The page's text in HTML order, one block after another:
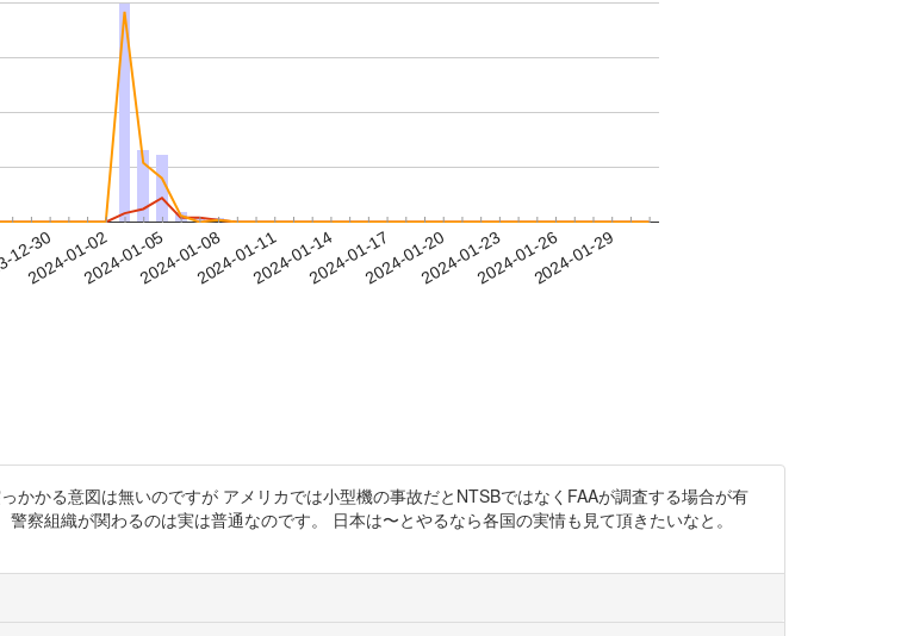
30
2024-01-022024-01-052024-01-082024-01-112024-01-142024-01-172024-01-202024-01-232024-01-262024-01-29
かる意図は無いのですが アメリカでは小型機の事故だとNTSBではなくFAAが調査する場合が有
察組織が関わるのは実は普通なのです。 日本は〜とやるなら各国の実情も見て頂きたいなと。